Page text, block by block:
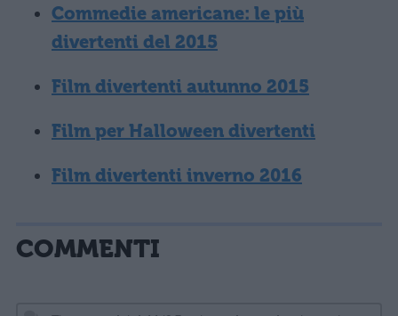
Commedie americane: le più
divertenti del 2015
Film divertenti autunno 2015
Film per Halloween divertenti
Film divertenti inverno 2016
COMMENTI